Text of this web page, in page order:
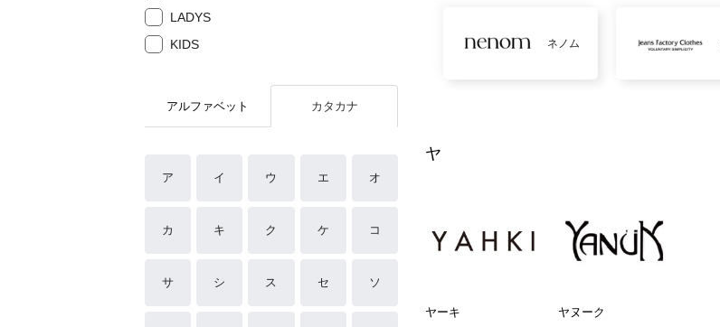
LADYS
KIDS
アルファベット カタカナ
ア イ ウ エ オ
カ キ ク ケ コ
サ シ ス セ ソ
ネノム
ヤ
ヤーキ ヤヌーク